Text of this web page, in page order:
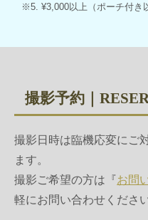
5. ¥3,000以上（ポーチ付き
撮影予約｜
撮影日時は臨機応変にご
ます。
撮影ご希望の方は『お問
軽にお問い合わせください